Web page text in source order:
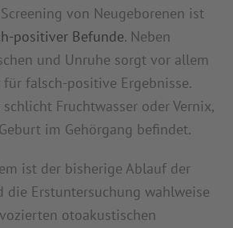
von Neugeborenen ist
positiver Befunde. Neben
und Unruhe sorgt vor allem
falsch-positive Ergebnisse.
Fruchtwasser oder Vernix,
im Gehörgang befindet.
ist der bisherige Ablauf der
die Erstuntersuchung wahlweise
otoakustischen